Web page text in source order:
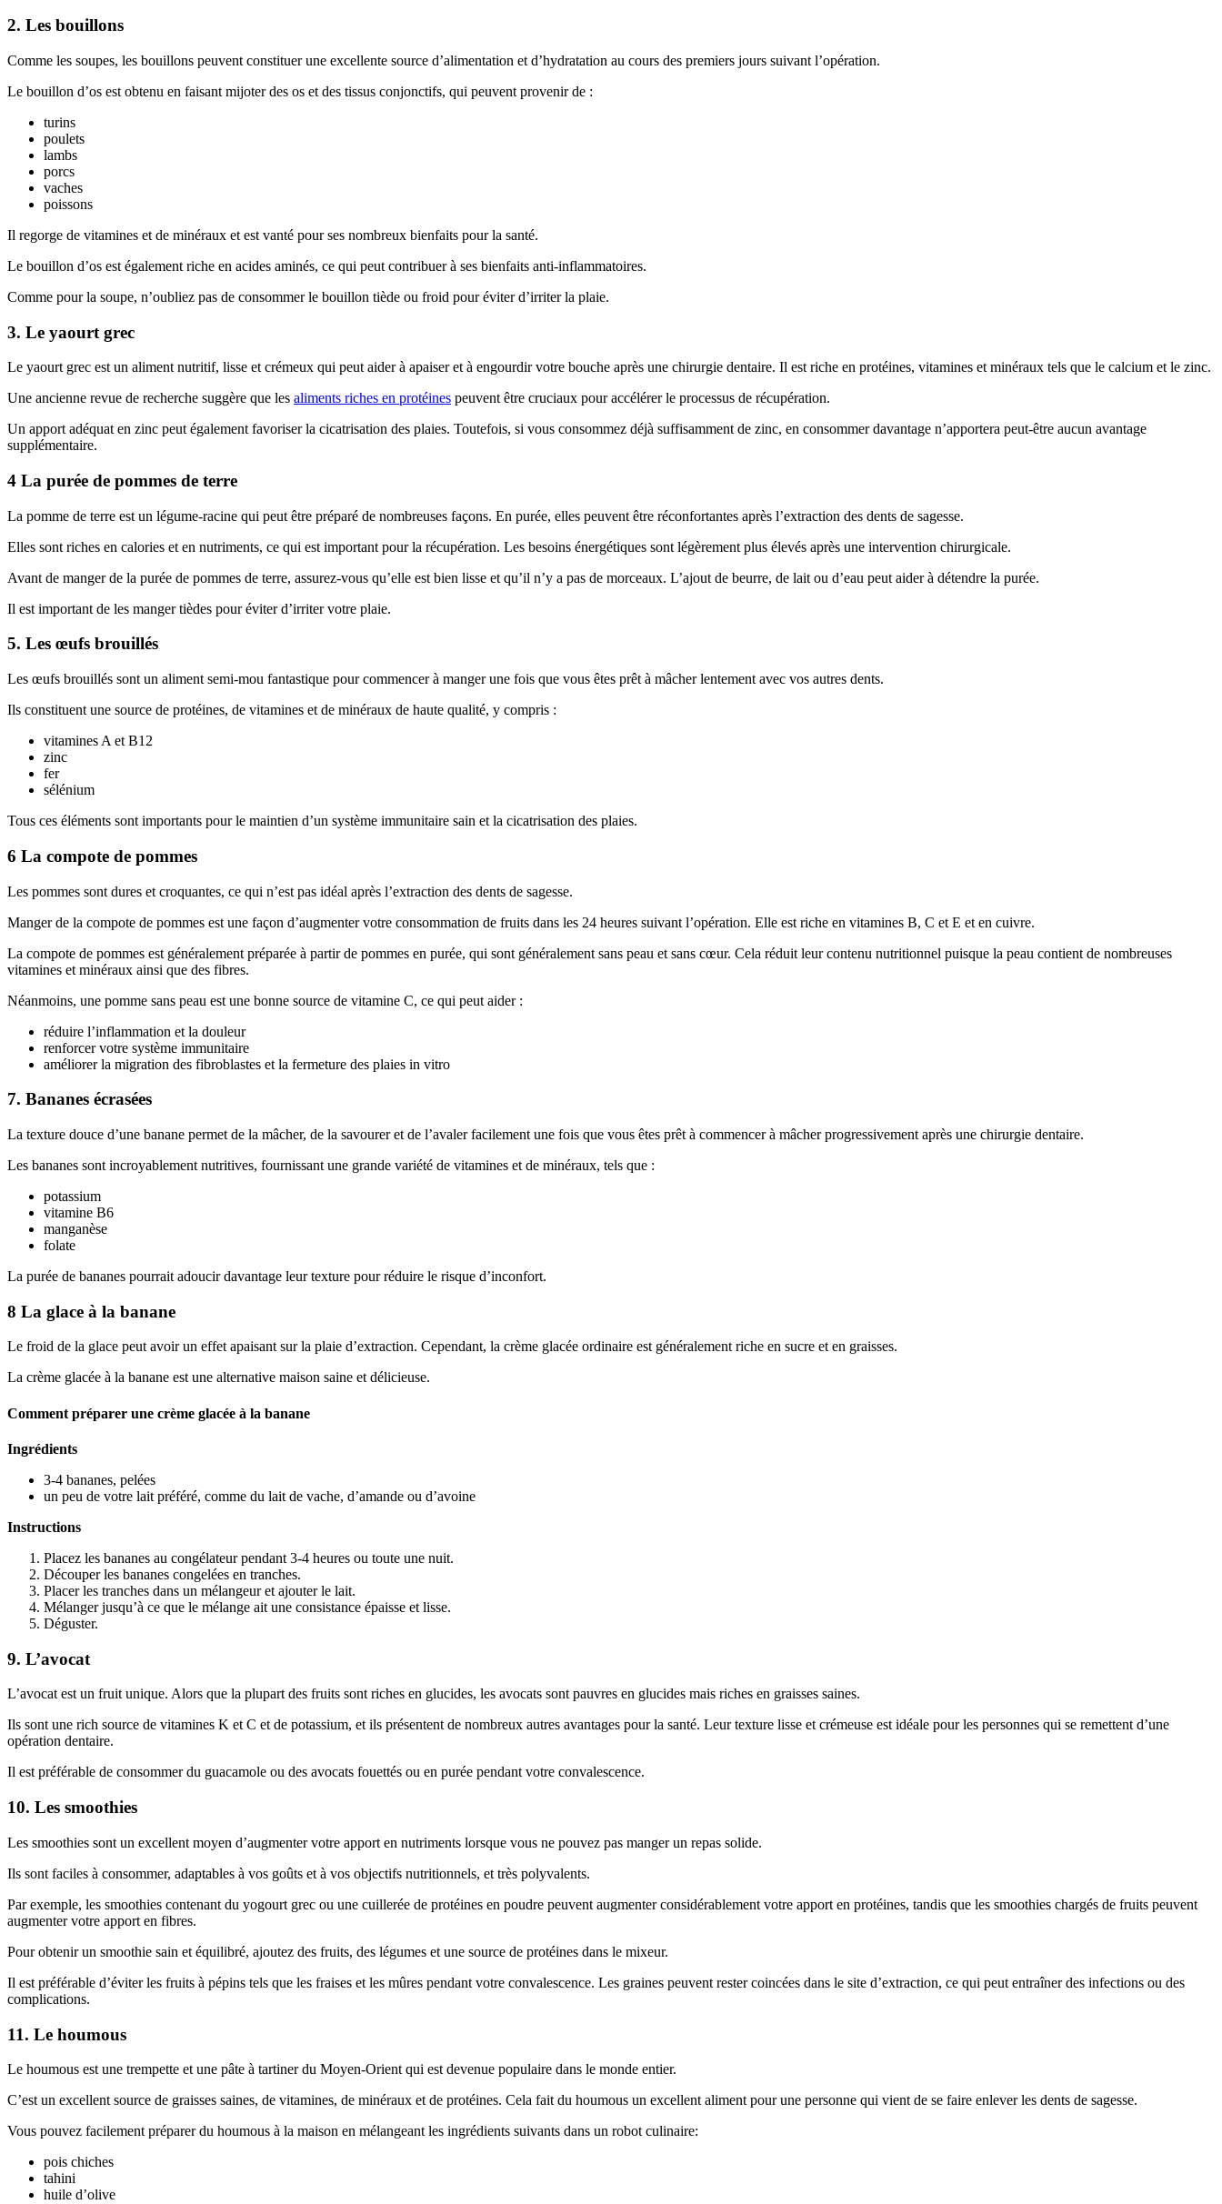
2. Les bouillons
Comme les soupes, les bouillons peuvent constituer une excellente source d’alimentation et d’hydratation au cours des premiers jours suivant l’opération.
Le bouillon d’os est obtenu en faisant mijoter des os et des tissus conjonctifs, qui peuvent provenir de :
turins
poulets
lambs
porcs
vaches
poissons
Il regorge de vitamines et de minéraux et est vanté pour ses nombreux bienfaits pour la santé.
Le bouillon d’os est également riche en acides aminés, ce qui peut contribuer à ses bienfaits anti-inflammatoires.
Comme pour la soupe, n’oubliez pas de consommer le bouillon tiède ou froid pour éviter d’irriter la plaie.
3. Le yaourt grec
Le yaourt grec est un aliment nutritif, lisse et crémeux qui peut aider à apaiser et à engourdir votre bouche après une chirurgie dentaire. Il est riche en protéines, vitamines et minéraux tels que le calcium et le zinc.
Une ancienne revue de recherche suggère que les aliments riches en protéines peuvent être cruciaux pour accélérer le processus de récupération.
Un apport adéquat en zinc peut également favoriser la cicatrisation des plaies. Toutefois, si vous consommez déjà suffisamment de zinc, en consommer davantage n’apportera peut-être aucun avantage
supplémentaire.
4 La purée de pommes de terre
La pomme de terre est un légume-racine qui peut être préparé de nombreuses façons. En purée, elles peuvent être réconfortantes après l’extraction des dents de sagesse.
Elles sont riches en calories et en nutriments, ce qui est important pour la récupération. Les besoins énergétiques sont légèrement plus élevés après une intervention chirurgicale.
Avant de manger de la purée de pommes de terre, assurez-vous qu’elle est bien lisse et qu’il n’y a pas de morceaux. L’ajout de beurre, de lait ou d’eau peut aider à détendre la purée.
Il est important de les manger tièdes pour éviter d’irriter votre plaie.
5. Les œufs brouillés
Les œufs brouillés sont un aliment semi-mou fantastique pour commencer à manger une fois que vous êtes prêt à mâcher lentement avec vos autres dents.
Ils constituent une source de protéines, de vitamines et de minéraux de haute qualité, y compris :
vitamines A et B12
zinc
fer
sélénium
Tous ces éléments sont importants pour le maintien d’un système immunitaire sain et la cicatrisation des plaies.
6 La compote de pommes
Les pommes sont dures et croquantes, ce qui n’est pas idéal après l’extraction des dents de sagesse.
Manger de la compote de pommes est une façon d’augmenter votre consommation de fruits dans les 24 heures suivant l’opération. Elle est riche en vitamines B, C et E et en cuivre.
La compote de pommes est généralement préparée à partir de pommes en purée, qui sont généralement sans peau et sans cœur. Cela réduit leur contenu nutritionnel puisque la peau contient de nombreuses
vitamines et minéraux ainsi que des fibres.
Néanmoins, une pomme sans peau est une bonne source de vitamine C, ce qui peut aider :
réduire l’inflammation et la douleur
renforcer votre système immunitaire
améliorer la migration des fibroblastes et la fermeture des plaies in vitro
7. Bananes écrasées
La texture douce d’une banane permet de la mâcher, de la savourer et de l’avaler facilement une fois que vous êtes prêt à commencer à mâcher progressivement après une chirurgie dentaire.
Les bananes sont incroyablement nutritives, fournissant une grande variété de vitamines et de minéraux, tels que :
potassium
vitamine B6
manganèse
folate
La purée de bananes pourrait adoucir davantage leur texture pour réduire le risque d’inconfort.
8 La glace à la banane
Le froid de la glace peut avoir un effet apaisant sur la plaie d’extraction. Cependant, la crème glacée ordinaire est généralement riche en sucre et en graisses.
La crème glacée à la banane est une alternative maison saine et délicieuse.
Comment préparer une crème glacée à la banane
Ingrédients
3-4 bananes, pelées
un peu de votre lait préféré, comme du lait de vache, d’amande ou d’avoine
Instructions
Placez les bananes au congélateur pendant 3-4 heures ou toute une nuit.
Découper les bananes congelées en tranches.
Placer les tranches dans un mélangeur et ajouter le lait.
Mélanger jusqu’à ce que le mélange ait une consistance épaisse et lisse.
Déguster.
9. L’avocat
L’avocat est un fruit unique. Alors que la plupart des fruits sont riches en glucides, les avocats sont pauvres en glucides mais riches en graisses saines.
Ils sont une rich source de vitamines K et C et de potassium, et ils présentent de nombreux autres avantages pour la santé. Leur texture lisse et crémeuse est idéale pour les personnes qui se remettent d’une
opération dentaire.
Il est préférable de consommer du guacamole ou des avocats fouettés ou en purée pendant votre convalescence.
10. Les smoothies
Les smoothies sont un excellent moyen d’augmenter votre apport en nutriments lorsque vous ne pouvez pas manger un repas solide.
Ils sont faciles à consommer, adaptables à vos goûts et à vos objectifs nutritionnels, et très polyvalents.
Par exemple, les smoothies contenant du yogourt grec ou une cuillerée de protéines en poudre peuvent augmenter considérablement votre apport en protéines, tandis que les smoothies chargés de fruits peuvent
augmenter votre apport en fibres.
Pour obtenir un smoothie sain et équilibré, ajoutez des fruits, des légumes et une source de protéines dans le mixeur.
Il est préférable d’éviter les fruits à pépins tels que les fraises et les mûres pendant votre convalescence. Les graines peuvent rester coincées dans le site d’extraction, ce qui peut entraîner des infections ou des
complications.
11. Le houmous
Le houmous est une trempette et une pâte à tartiner du Moyen-Orient qui est devenue populaire dans le monde entier.
C’est un excellent source de graisses saines, de vitamines, de minéraux et de protéines. Cela fait du houmous un excellent aliment pour une personne qui vient de se faire enlever les dents de sagesse.
Vous pouvez facilement préparer du houmous à la maison en mélangeant les ingrédients suivants dans un robot culinaire:
pois chiches
tahini
huile d’olive